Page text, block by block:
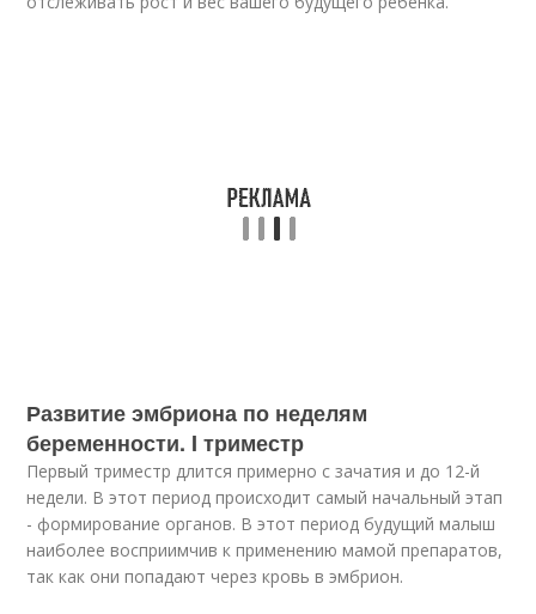
Развитие эмбриона по неделям
беременности. I триместр
Первый триместр длится примерно с зачатия и до 12-й
недели. В этот период происходит самый начальный этап
- формирование органов. В этот период будущий малыш
наиболее восприимчив к применению мамой препаратов,
так как они попадают через кровь в эмбрион.